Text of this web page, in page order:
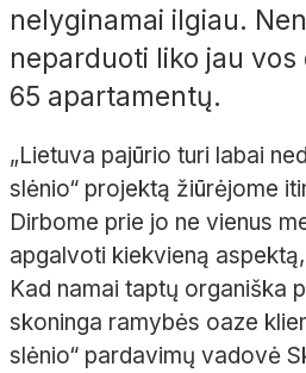
nelyginamai ilgiau.
neparduoti liko jau vos
65 apartamentų.
„Lietuva pajūrio turi labai
slėnio“ projektą žiūrėjome
Dirbome prie jo ne vienus
apgalvoti kiekvieną
Kad namai taptų organiška
skoninga ramybės oaze
slėnio“ pardavimų vadovė